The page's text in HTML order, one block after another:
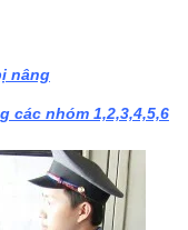
nâng
các nhóm 1,2,3,4,5,6